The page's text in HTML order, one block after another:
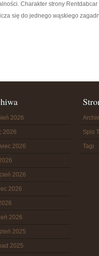
Charakter strony
się do jednego wąskiego
2026
2026
2026
2026
2026
2026
2025
2025
Spis
Tagi